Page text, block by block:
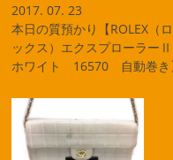
2017. 07. 23
本日の質預かり【ROLEX（
ックス）エクスプローラー
ホワイト 16570 自動巻き